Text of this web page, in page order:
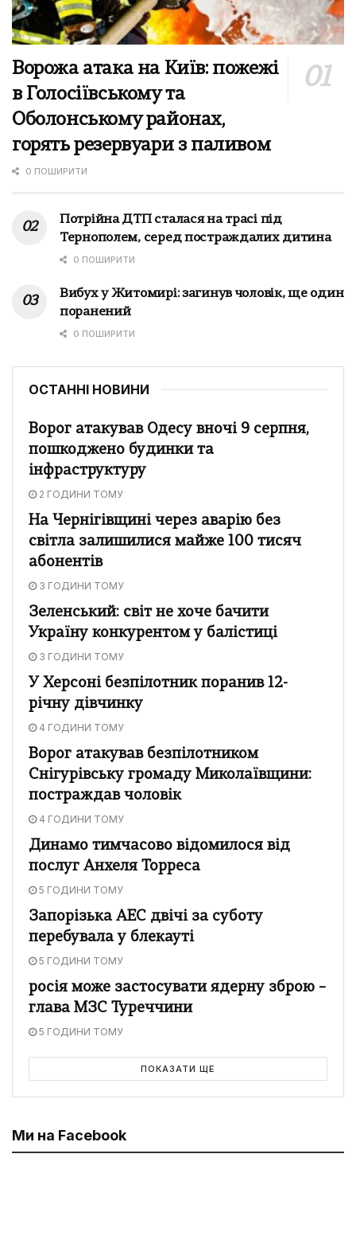
Ворожа атака на Київ: пожежі
в Голосіївському та
Оболонському районах,
горять резервуари з паливом
0 ПОШИРИТИ
Потрійна ДТП сталася на трасі під
Тернополем, серед постраждалих дитина
0 ПОШИРИТИ
Вибух у Житомирі: загинув чоловік, ще один
поранений
0 ПОШИРИТИ
ОСТАННІ НОВИНИ
Ворог атакував Одесу вночі 9 серпня,
пошкоджено будинки та
інфраструктуру
2 ГОДИНИ ТОМУ
На Чернігівщині через аварію без
світла залишилися майже 100 тисяч
абонентів
3 ГОДИНИ ТОМУ
Зеленський: світ не хоче бачити
Україну конкурентом у балістиці
3 ГОДИНИ ТОМУ
У Херсоні безпілотник поранив 12-
річну дівчинку
4 ГОДИНИ ТОМУ
Ворог атакував безпілотником
Снігурівську громаду Миколаївщини:
постраждав чоловік
4 ГОДИНИ ТОМУ
Динамо тимчасово відомилося від
послуг Анхеля Торреса
5 ГОДИНИ ТОМУ
Запорізька АЕС двічі за суботу
перебувала у блекауті
5 ГОДИНИ ТОМУ
росія може застосувати ядерну зброю –
глава МЗС Туреччини
5 ГОДИНИ ТОМУ
ПОКАЗАТИ ЩЕ
Ми на Facebook